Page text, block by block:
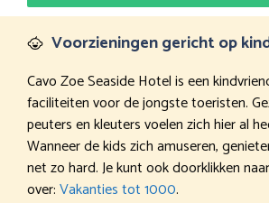
Voorzieningen gericht op
Cavo Zoe Seaside Hotel is een
faciliteiten voor de jongste toeristen.
peuters en kleuters voelen zich hier al
Wanneer de kids zich amuseren,
net zo hard. Je kunt ook doorklikken
over:Vakanties tot 1000.